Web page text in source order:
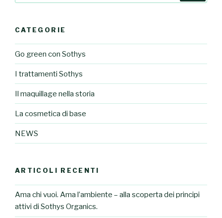
CATEGORIE
Go green con Sothys
I trattamenti Sothys
Il maquillage nella storia
La cosmetica di base
NEWS
ARTICOLI RECENTI
Ama chi vuoi. Ama l’ambiente – alla scoperta dei principi
attivi di Sothys Organics.